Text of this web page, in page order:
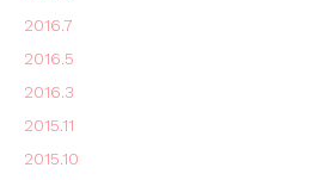
2016.7
2016.5
2016.3
2015.11
2015.10